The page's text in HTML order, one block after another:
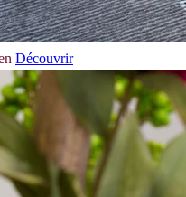
Découvrir